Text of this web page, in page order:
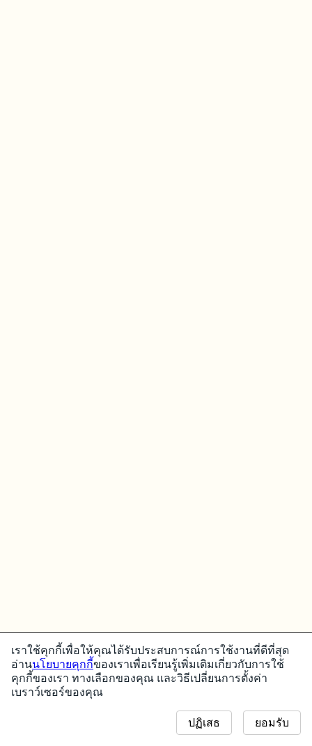
เราใช้คุกกี้เพื่อให้คุณได้รับประสบการณ์การใช้งานที่ดีที่สุด
อ่านนโยบายคุกกี้ของเราเพื่อเรียนรู้เพิ่มเติมเกี่ยวกับการใช้
คุกกี้ของเรา ทางเลือกของคุณ และวิธีเปลี่ยนการตั้งค่า
เบราว์เซอร์ของคุณ
ยอมรับ
ปฏิเสธ